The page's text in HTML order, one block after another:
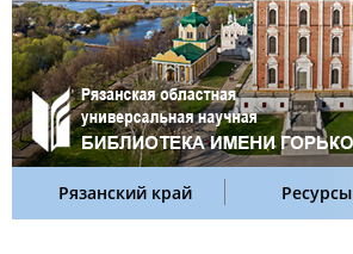
Рязанский край Ресурсы